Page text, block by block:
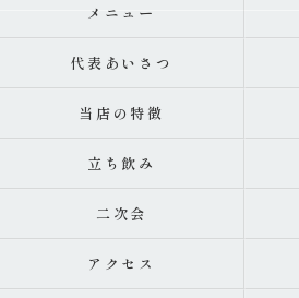
メニュー
代表あいさつ
当店の特徴
立ち飲み
二次会
アクセス